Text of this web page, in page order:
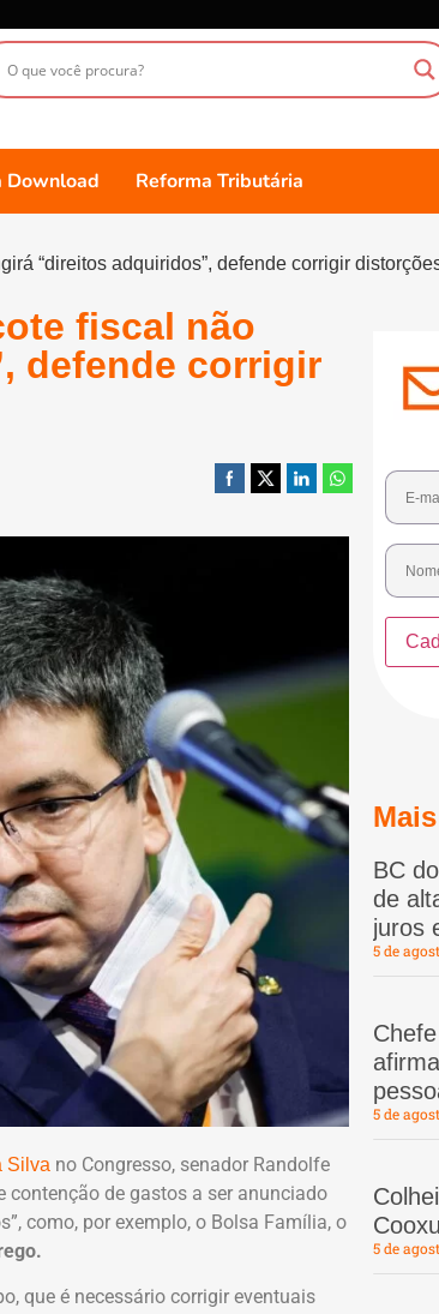
Download Reforma Tributária
“direitos adquiridos”, defende corrigir
fiscal não
defende corrigir
Silva no Congresso, senador Randolfe
contenção de gastos a ser anunciado
como, por exemplo, o Bolsa Família, o
que é necessário corrigir eventuais
BC
de
juros
5 de
5 de
5 de